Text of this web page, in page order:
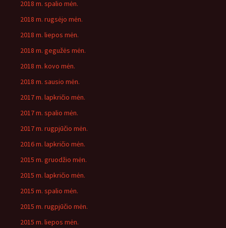
2018 m. spalio mėn.
2018 m. rugsėjo mėn.
2018 m. liepos mėn.
2018 m. gegužės mėn.
2018 m. kovo mėn.
2018 m. sausio mėn.
2017 m. lapkričio mėn.
2017 m. spalio mėn.
2017 m. rugpjūčio mėn.
2016 m. lapkričio mėn.
2015 m. gruodžio mėn.
2015 m. lapkričio mėn.
2015 m. spalio mėn.
2015 m. rugpjūčio mėn.
2015 m. liepos mėn.